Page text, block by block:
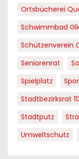
Ortsbücherei
Schwimmbad
Schützenverein
Seniorenrat
Spielplatz
Stadtbezirksrat
Stadtputz
Umweltschutz